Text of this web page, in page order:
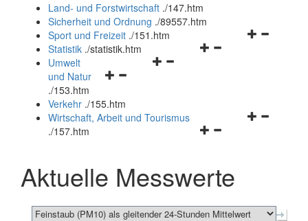
und
schließen
Land- und Forstwirtschaft ./147.htm
Sicherheit und Ordnung ./89557.htm
Navigationsmenü
Sport und Freizeit ./151.htm
Navigationsmenü
Statistik ./statistik.htm
Navigationsmenü
und
schließen
Umwelt
und Natur
./153.htm
Verkehr ./155.htm
Navigationsmenü
schließen
Wirtschaft, Arbeit und Tourismus
./157.htm
Aktuelle Messwerte